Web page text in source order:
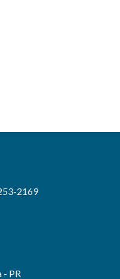
2169
- PR